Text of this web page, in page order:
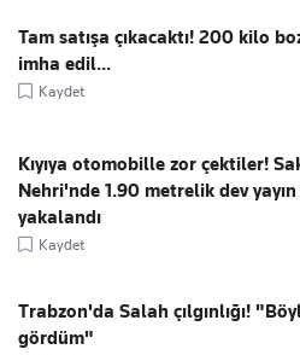
Tam satışa çıkacaktı! 200 kilo
imha edil...
Kaydet
Kıyıya otomobille zor çektiler!
Nehri'nde 1.90 metrelik dev yayın
yakalandı
Kaydet
Trabzon'da Salah çılgınlığı!
gördüm"